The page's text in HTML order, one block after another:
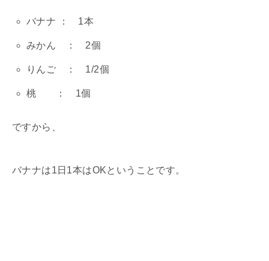
バナナ ： 1本
みかん ： 2個
りんご ： 1/2個
桃 ： 1個
ですから、
バナナは1日1本はOKということです。